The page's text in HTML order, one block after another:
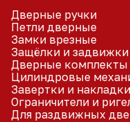
Дверные ручки
Петли дверные
Замки врезные
Защёлки и задвижки
Дверные комплекты
Цилиндровые
Завертки и накладки
Ограничители и
Для раздвижных